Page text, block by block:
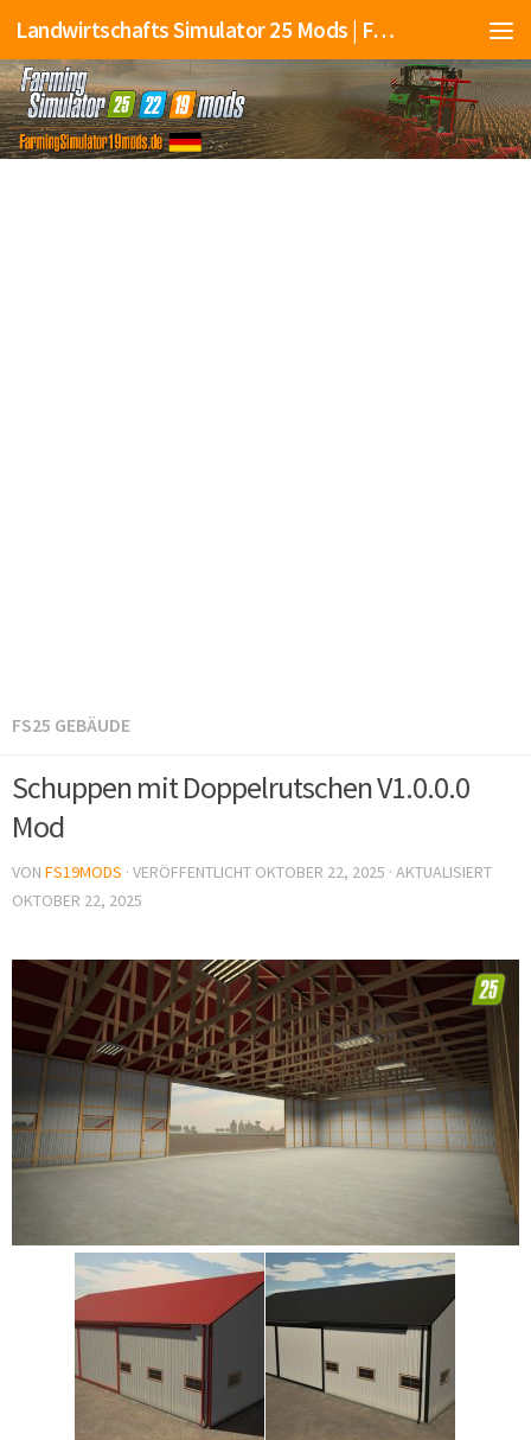
Landwirtschafts Simulator 25 Mods | Farming Simulator 25 Mods | FS25 Mods
FS25 GEBÄUDE
Schuppen mit Doppelrutschen V1.0.0.0
Mod
VON FS19MODS · VERÖFFENTLICHT OKTOBER 22, 2025 · AKTUALISIERT
OKTOBER 22, 2025